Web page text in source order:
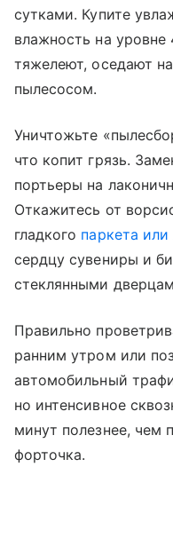
сутками. Купите
влажность на
тяжелеют, оседают
пылесосом.
Уничтожьте
что копит грязь.
портьеры на
Откажитесь от
гладкого паркета или
сердцу сувениры и
стеклянными
Правильно
ранним утром или
автомобильный
но интенсивное
минут полезнее, чем
форточка.​